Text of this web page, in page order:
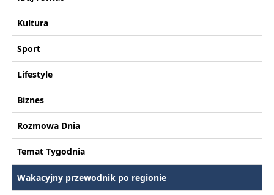
Kultura
Sport
Lifestyle
Biznes
Rozmowa Dnia
Temat Tygodnia
Wakacyjny przewodnik po regionie